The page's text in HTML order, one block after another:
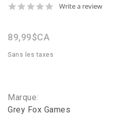
0.0
Write a review
89,99$CA
Sans les taxes
Marque:
Grey Fox Games